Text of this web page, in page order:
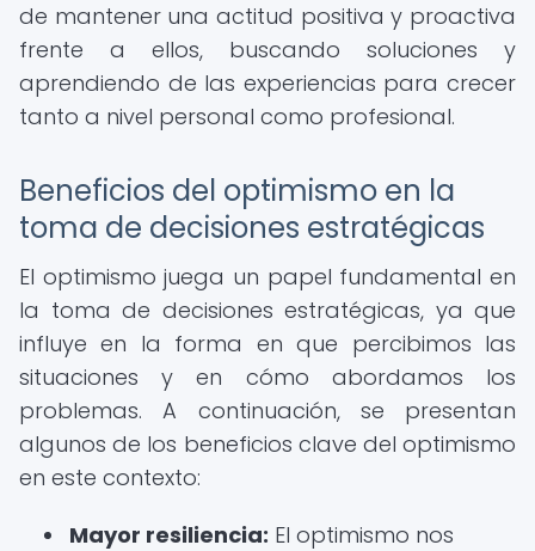
de mantener una actitud positiva y proactiva
frente a ellos, buscando soluciones y
aprendiendo de las experiencias para crecer
tanto a nivel personal como profesional.
Beneficios del optimismo en la
toma de decisiones estratégicas
El optimismo juega un papel fundamental en
la toma de decisiones estratégicas, ya que
influye en la forma en que percibimos las
situaciones y en cómo abordamos los
problemas. A continuación, se presentan
algunos de los beneficios clave del optimismo
en este contexto:
Mayor resiliencia: El optimismo nos